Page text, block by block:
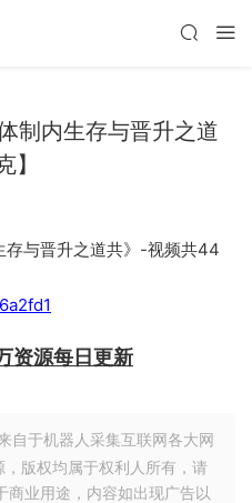
制内生存与晋升之道
与晋升之道共》-视频共44
资源每日更新
自于机器人采集互联网各大网
版权均属于权利人所有，请
业用途，内容如出现广告以